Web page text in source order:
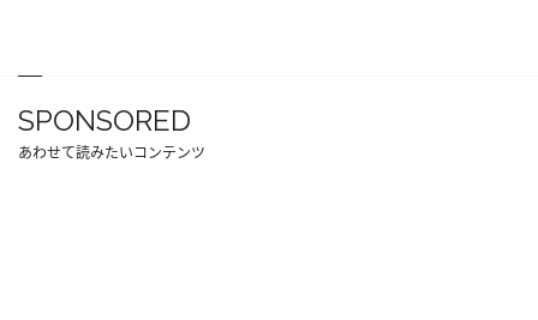
SPONSORED
あわせて読みたいコンテンツ